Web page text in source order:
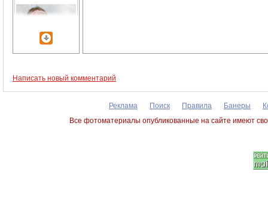
Написать новый комментарий
Реклама Поиск Правила Банеры
Все фотоматериалы опубликованные на сайте имеют